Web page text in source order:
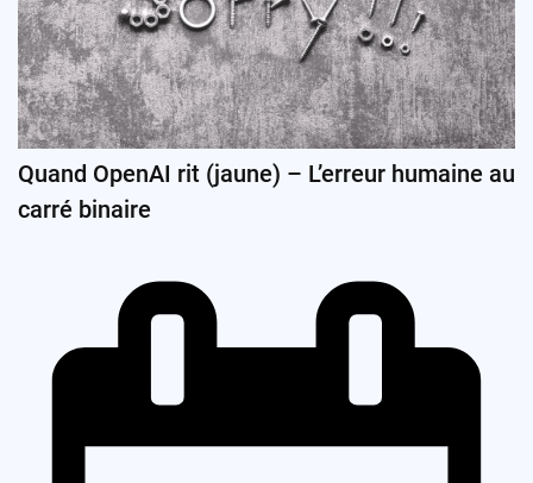
Quand OpenAI rit (jaune) – L’erreur humaine au
carré binaire